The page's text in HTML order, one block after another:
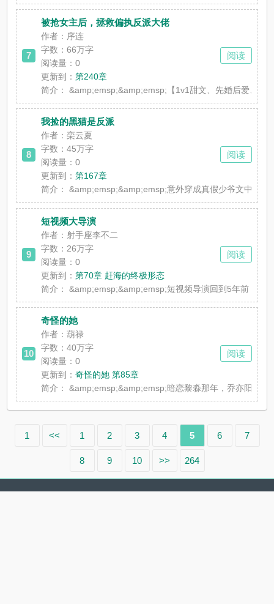
7
被抢女主后，拯救偏执反派大佬
作者：序连
字数：66万字
阅读量：0
更新到：第240章
简介：
&amp;emsp;&amp;emsp;【1v1甜文、先婚后爱、男
阅读
8
我捡的黑猫是反派
作者：栾云夏
字数：45万字
阅读量：0
更新到：第167章
简介：
&amp;emsp;&amp;emsp;意外穿成真假少爷文中的
阅读
9
短视频大导演
作者：射手座李不二
字数：26万字
阅读量：0
更新到：第70章 赶海的终极形态
简介：
&amp;emsp;&amp;emsp;短视频导演回到5年前，发
阅读
10
奇怪的她
作者：葫禄
字数：40万字
阅读量：0
更新到：奇怪的她 第85章
简介：
&amp;emsp;&amp;emsp;暗恋黎淼那年，乔亦阳十
阅读
1 << 1 2 3 4 5 6 7
8 9 10 >> 264